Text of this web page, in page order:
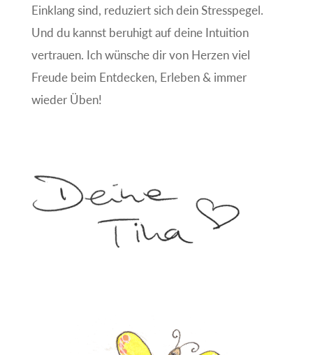
Einklang sind, reduziert sich dein Stresspegel.
Und du kannst beruhigt auf deine Intuition
vertrauen. Ich wünsche dir von Herzen viel
Freude beim Entdecken, Erleben & immer
wieder Üben!